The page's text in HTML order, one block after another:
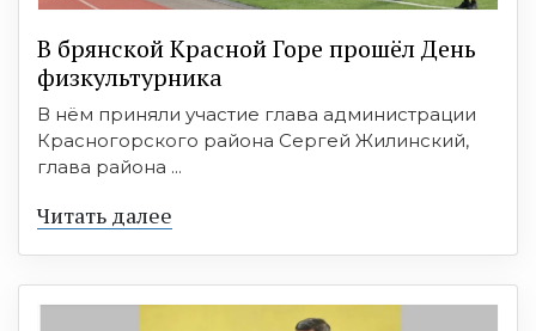
В брянской Красной Горе прошёл День
физкультурника
В нём приняли участие глава администрации
Красногорского района Сергей Жилинский,
глава района ...
Читать далее